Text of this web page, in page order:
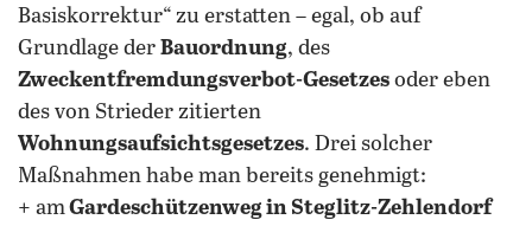
Basiskorrektur“ zu erstatten – egal, ob auf
Grundlage der Bauordnung, des
Zweckentfremdungsverbot-Gesetzes oder eben
des von Strieder zitierten
Wohnungsaufsichtsgesetzes. Drei solcher
Maßnahmen habe man bereits genehmigt:
+ amGardeschützenweg in Steglitz-Zehlendorf